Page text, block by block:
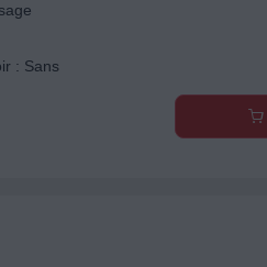
: Sans